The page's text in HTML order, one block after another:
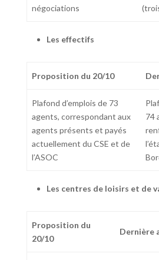
négociations
Les effectifs
Proposition du 20/10
Plafond d’emplois de 73
agents, correspondant aux
agents présents et payés
actuellement du CSE et de
l’ASOC
74
Les centres de loisirs et de
Proposition du
20/10
Dernière